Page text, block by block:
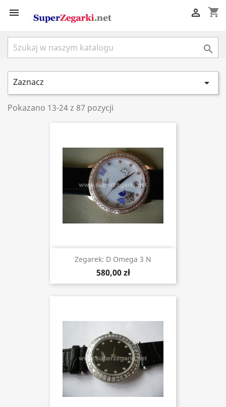
 shopping_cart


Zaznacz 
Pokazano 13-24 z 87 pozycji
Zegarek: D Omega 3 N
580,00 zł